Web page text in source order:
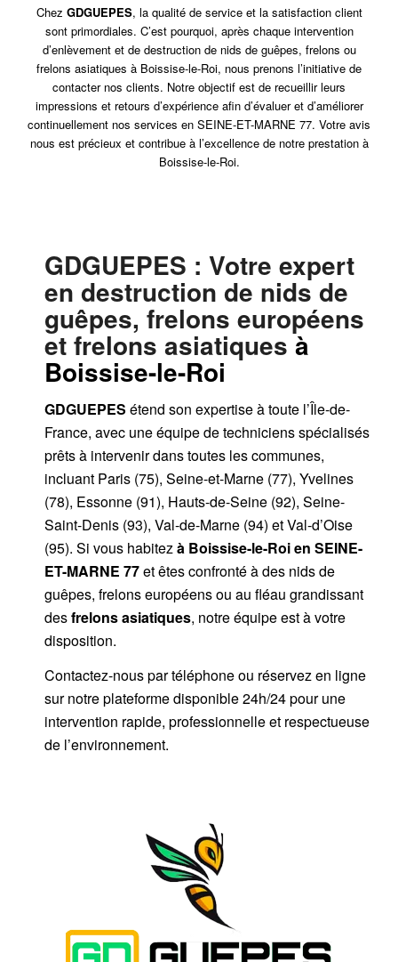
Chez GDGUEPES, la qualité de service et la satisfaction client
sont primordiales. C’est pourquoi, après chaque intervention
d’enlèvement et de destruction de nids de guêpes, frelons ou
frelons asiatiques à Boissise-le-Roi, nous prenons l’initiative de
contacter nos clients. Notre objectif est de recueillir leurs
impressions et retours d’expérience afin d’évaluer et d’améliorer
continuellement nos services en SEINE-ET-MARNE 77. Votre avis
nous est précieux et contribue à l’excellence de notre prestation à
Boissise-le-Roi.
GDGUEPES : Votre expert
en destruction de nids de
guêpes, frelons européens
et frelons asiatiquesà
Boissise-le-Roi
GDGUEPES étend son expertise à toute l’Île-de-
France, avec une équipe de techniciens spécialisés
prêts à intervenir dans toutes les communes,
incluant Paris (75), Seine-et-Marne (77), Yvelines
(78), Essonne (91), Hauts-de-Seine (92), Seine-
Saint-Denis (93), Val-de-Marne (94) et Val-d’Oise
(95). Si vous habitez à Boissise-le-Roien SEINE-
ET-MARNE 77et êtes confronté à des nids de
guêpes, frelons européens ou au fléau grandissant
desfrelons asiatiques, notre équipe est à votre
disposition.
Contactez-nous partéléphoneou réservez en ligne
sur notre plateforme disponible 24h/24pour une
intervention rapide, professionnelle et respectueuse
de l’environnement.